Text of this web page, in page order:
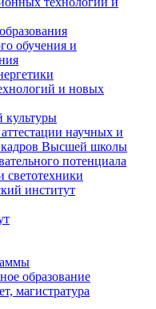
обучения и
и новых
культуры
научных и
кадров Высшей школы
потенциала
светотехники
институт
образование
магистратура